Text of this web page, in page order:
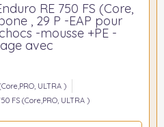
RE 750 FS (Core,
, 29 P -EAP pour
-mousse +PE -
avec
ULTRA )
FS (Core,PRO, ULTRA )